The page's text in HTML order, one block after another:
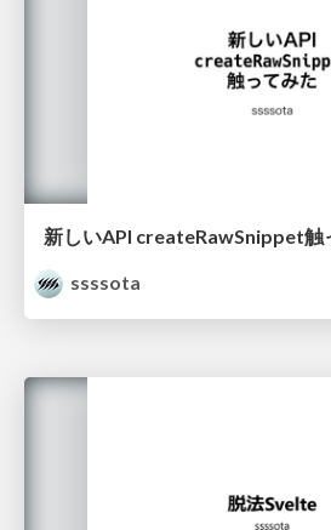
ssssota